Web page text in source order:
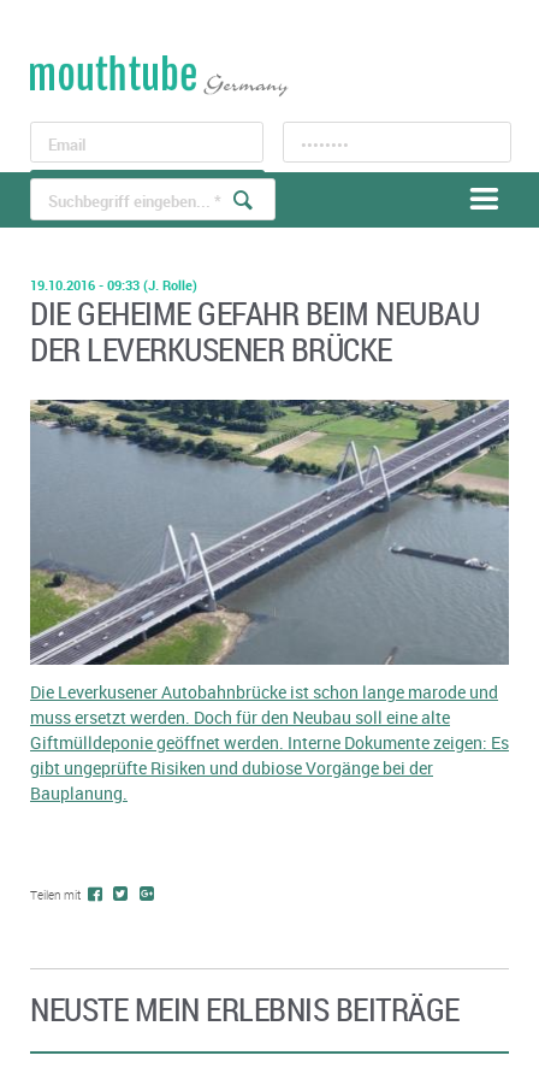
LOGIN Registrieren
19.10.2016 - 09:33 (J. Rolle)
DIE GEHEIME GEFAHR BEIM NEUBAU
DER LEVERKUSENER BRÜCKE
Die Leverkusener Autobahnbrücke ist schon lange marode und
muss ersetzt werden. Doch für den Neubau soll eine alte
Giftmülldeponie geöffnet werden. Interne Dokumente zeigen: Es
gibt ungeprüfte Risiken und dubiose Vorgänge bei der
Bauplanung.
Teilen mit
NEUSTE MEIN ERLEBNIS BEITRÄGE